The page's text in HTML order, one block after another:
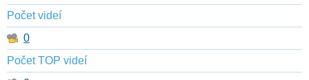
Počet videí
0
Počet TOP videí